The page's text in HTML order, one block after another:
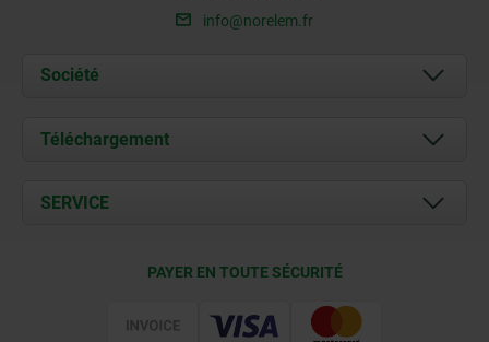
info@norelem.fr
Société
À propos de nous
Contact
Téléchargement
Documents
SERVICE
PAYER EN TOUTE SÉCURITÉ